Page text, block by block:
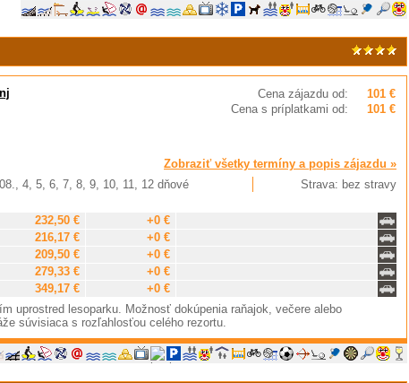
Cena zájazdu od:
101 €
Cena s príplatkami od:
101 €
Zobraziť všetky termíny a popis zájazdu »
4, 5, 6, 7, 8, 9, 10, 11, 12 dňové Strava: bez stravy
232,50 €
+0 €
216,17 €
+0 €
209,50 €
+0 €
279,33 €
+0 €
349,17 €
+0 €
uprostred lesoparku. Možnosť dokúpenia raňajok, večere alebo
súvisiaca s rozľahlosťou celého rezortu.